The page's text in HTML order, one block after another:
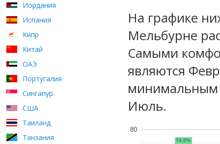
Иордания
Испания
Кипр
Китай
ОАЭ
Португалия
Сингапур
США
Таиланд
Танзания
На графике
Мельбурне
Самыми
являются
минимальным
Июль.
80
74.6%